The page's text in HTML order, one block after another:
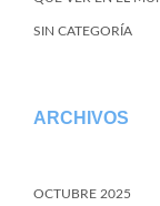
SIN CATEGORÍA
ARCHIVOS
OCTUBRE 2025